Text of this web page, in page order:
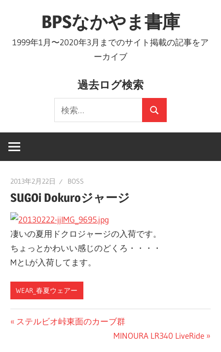
プ
BPSなかやま書庫
1999年1月〜2020年3月までのサイト掲載の記事をア
ーカイブ
過去ログ検索
索:
検
索
2013年2月22日 BOSS
SUGOi Dokuroジャージ
凄いの夏用ドクロジャージの入荷です。
ちょっとかわいい感じのどくろ・・・・
MとLが入荷してます。
WEAR_春夏ウェアー
投
前
ステルビオ峠東面のカーブ群
次
MINOURA LR340 LiveRide